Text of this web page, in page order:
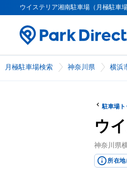
ウイステリア湘南駐車場（月極駐車
月極駐車場検索 神奈川県 横浜
駐車場ト
ウ
神奈川県
所在